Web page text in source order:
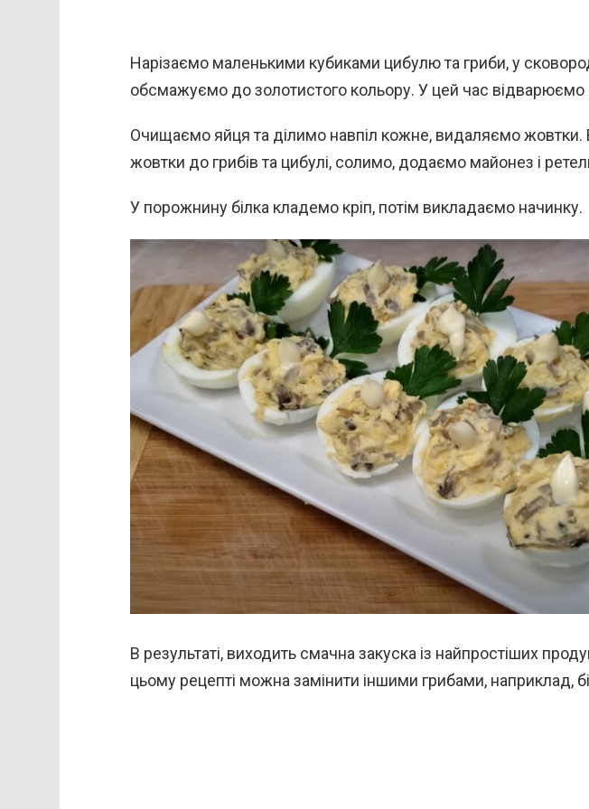
Нарізаємо маленькими кубиками цибулю та гриби, у
обсмажуємо до золотистого кольору. У цей час відварюємо
Очищаємо яйця та ділимо навпіл кожне, видаляємо
жовтки до грибів та цибулі, солимо, додаємо майонез і
У порожнину білка кладемо кріп, потім викладаємо начинку.
В результаті, виходить смачна закуска із найпростіших
цьому рецепті можна замінити іншими грибами, наприклад,